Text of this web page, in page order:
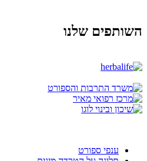
השותפים שלנו
ענפי ספורט